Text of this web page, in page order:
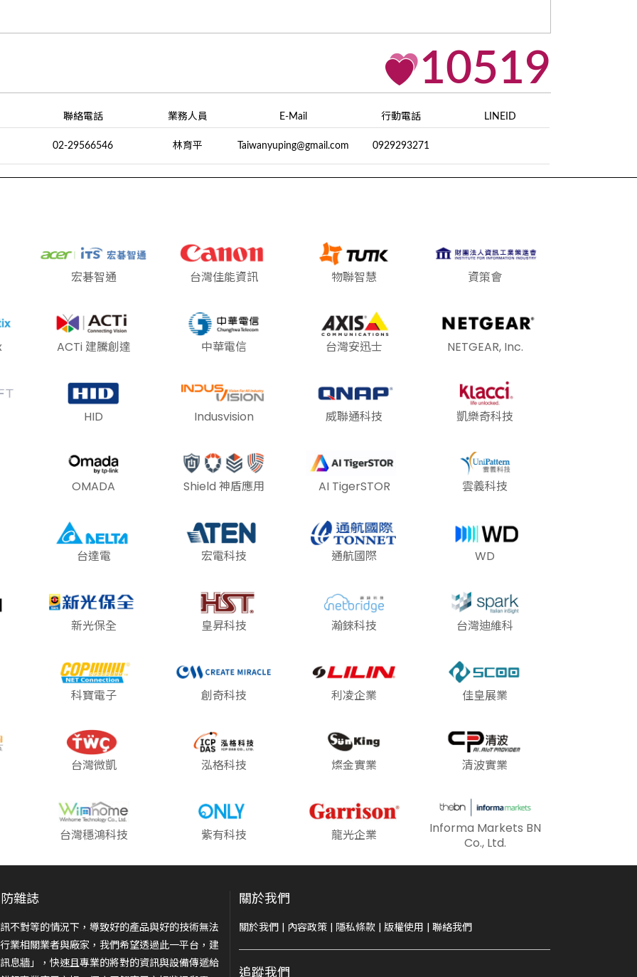
10519
聯絡電話 業務人員 E-Mail 行動電話 LINEID
02-29566546 林育平 Taiwanyuping@gmail.com 0929293271
宏碁智通 台灣佳能資訊 物聯智慧 資策會
ACTi 建騰創達 中華電信 台灣安迅士 NETGEAR, Inc.
HID Indusvision 威聯通科技 凱樂奇科技
OMADA Shield 神盾應用 AI TigerSTOR 雲義科技
台達電 宏電科技 通航國際 WD
新光保全 皇昇科技 瀚錸科技 台灣迪維科
科寶電子 創奇科技 利凌企業 佳皇展業
台灣微凱 泓格科技 燦金實業 清波實業
台灣穩鴻科技 紫有科技 龍光企業
Informa Markets BN
Co., Ltd.
雜誌
不對等的情況下，導致好的產品與好的技術無法
業相關業者與廠家，我們希望透過此一平台，建
息牆」，快速且專業的將對的資訊與設備傳遞給
關於我們
關於我們 | 內容政策 | 隱私條款 | 版權使用 | 聯絡我們
追蹤我們